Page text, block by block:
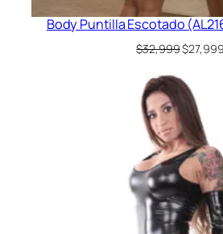
Body Puntilla Escotado
$32,999El
original
era:
$32,999.
$27,999